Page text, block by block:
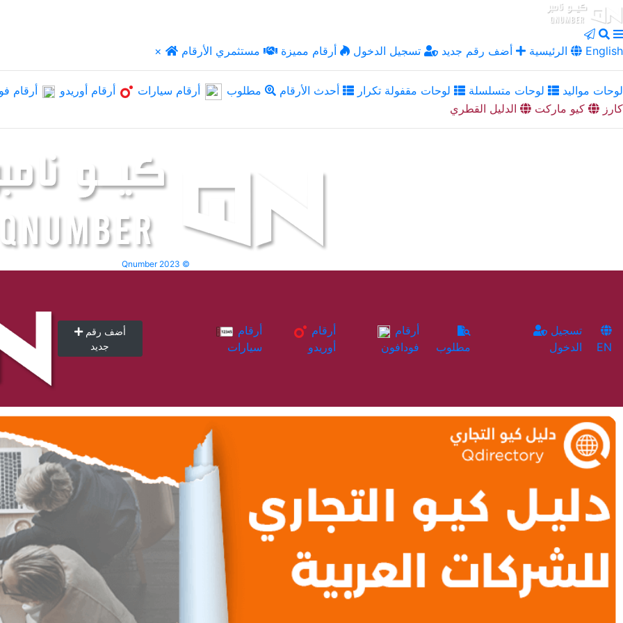
× الرئيسية أضف رقم جديد تسجيل الدخول أرقام مميزة مستثمري الأرقام English
لوحات مواليد لوحات متسلسلة لوحات مقفولة تكرار أحدث الأرقام مطلوب أرقام سيارات أرقام أوريدو
أرقام
كارز
كيو ماركت الدليل القطري
Qnumber 2023 ©
أضف رقم
جديد
سيارات
أوريدو
فودافون
مطلوب
الدخول
EN